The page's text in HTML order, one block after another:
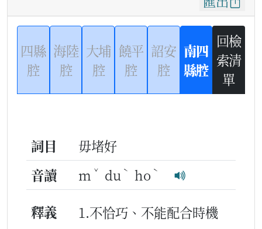
四縣
腔
海陸
腔
大埔
腔
饒平
腔
詔安
腔
南四
縣腔
回檢
索清
單
詞目
毋堵好
音讀
m ˇ du ˋ ho ˋ
釋義
1.不恰巧、不能配合時機